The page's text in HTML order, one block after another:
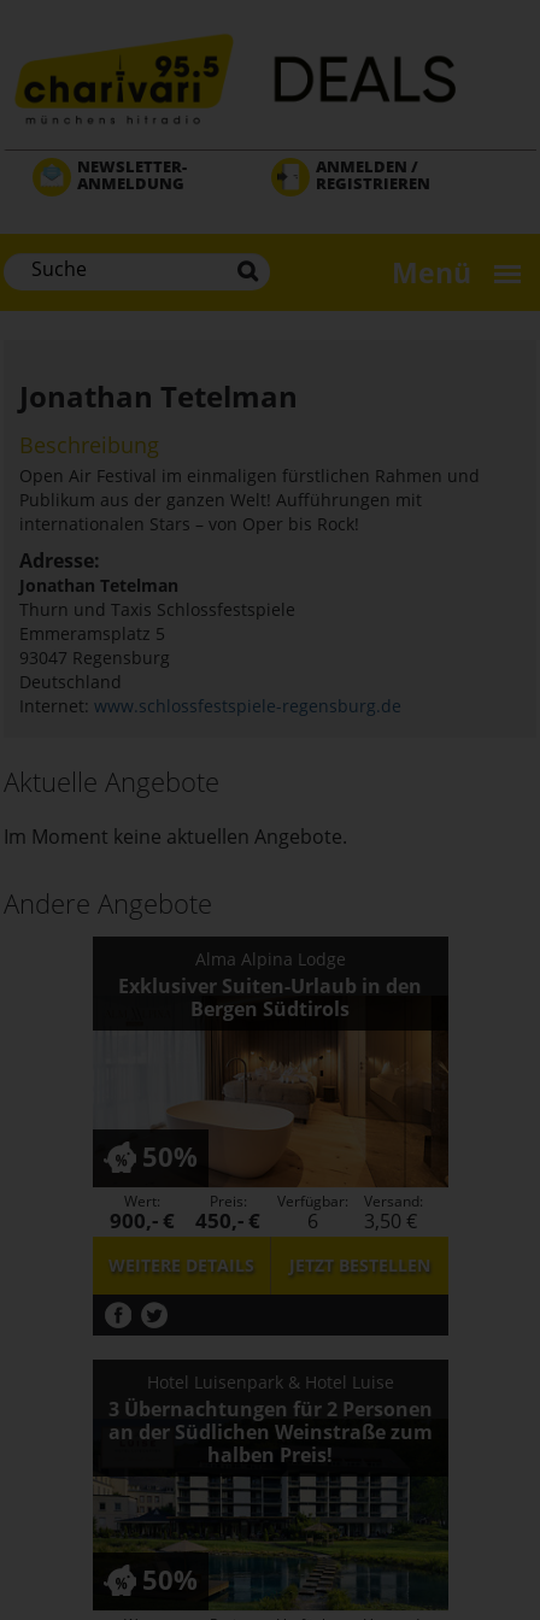
Inhalt
NEWSLETTER-
ANMELDUNG
ANMELDEN /
REGISTRIEREN
Menü
Jonathan Tetelman
Beschreibung
Open Air Festival im einmaligen fürstlichen Rahmen und
Publikum aus der ganzen Welt! Aufführungen mit
internationalen Stars – von Oper bis Rock!
Adresse:
Jonathan Tetelman
Thurn und Taxis Schlossfestspiele
Emmeramsplatz 5
93047 Regensburg
Deutschland
Internet: www.schlossfestspiele-regensburg.de
Aktuelle Angebote
Im Moment keine aktuellen Angebote.
Andere Angebote
Alma Alpina Lodge
Exklusiver Suiten-Urlaub in den
Bergen Südtirols
50%
WEITERE DETAILS JETZTBESTELLEN
Wert:
900,- €
Preis:
450,- €
Verfügbar:
6
Versand:
3,50 €
Hotel Luisenpark & Hotel Luise
3 Übernachtungen für 2 Personen
an der Südlichen Weinstraße zum
halben Preis!
50%